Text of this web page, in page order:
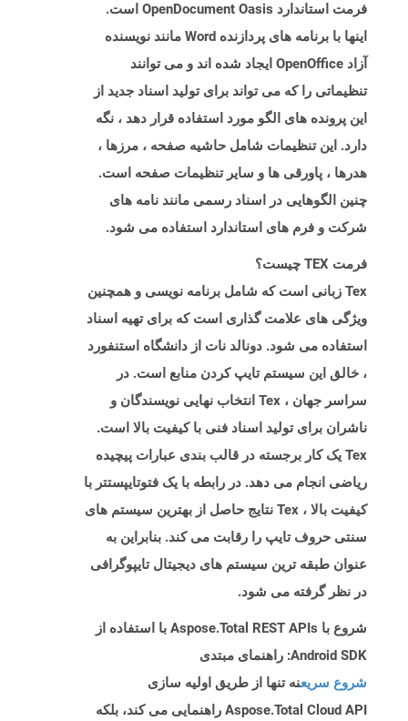
فرمت استاندارد OpenDocument Oasis است.
اینها با برنامه های پردازنده Word مانند نویسنده
آزاد OpenOffice ایجاد شده اند و می توانند
تنظیماتی را که می تواند برای تولید اسناد جدید از
این پرونده های الگو مورد استفاده قرار دهد ، نگه
دارد. این تنظیمات شامل حاشیه صفحه ، مرزها ،
هدرها ، پاورقی ها و سایر تنظیمات صفحه است.
چنین الگوهایی در اسناد رسمی مانند نامه های
شرکت و فرم های استاندارد استفاده می شود.
فرمت TEX چیست؟
Tex زبانی است که شامل برنامه نویسی و همچنین
ویژگی های علامت گذاری است که برای تهیه اسناد
استفاده می شود. دونالد نات از دانشگاه استنفورد
، خالق این سیستم تایپ کردن منابع است. در
سراسر جهان ، Tex انتخاب نهایی نویسندگان و
ناشران برای تولید اسناد فنی با کیفیت بالا است.
Tex یک کار برجسته در قالب بندی عبارات پیچیده
ریاضی انجام می دهد. در رابطه با یک فتوتایپستتر با
کیفیت بالا ، Tex نتایج حاصل از بهترین سیستم های
سنتی حروف تایپ را رقابت می کند. بنابراین به
عنوان طبقه ترین سیستم های دیجیتال تایپوگرافی
در نظر گرفته می شود.
شروع با Aspose.Total REST APIs با استفاده از
Android SDK: راهنمای مبتدی
شروع سریعنه تنها از طریق اولیه سازی
Aspose.Total Cloud API راهنمایی می کند، بلکه